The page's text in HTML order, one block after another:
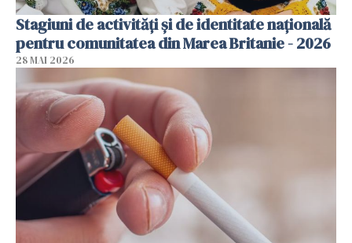
Stagiuni de activități și de identitate națională
pentru comunitatea din Marea Britanie - 2026
28 MAI 2026